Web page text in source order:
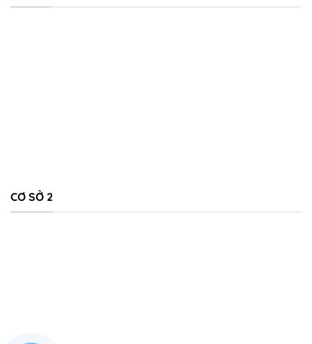
CƠ SỞ 2